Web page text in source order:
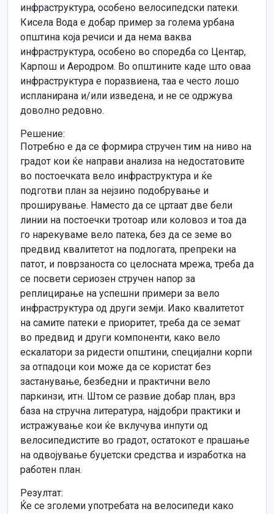
инфраструктура, особено велосипедски патеки.
Кисела Вода е добар пример за голема урбана
општина која речиси и да нема ваква
инфраструктура, особено во споредба со Центар,
Карпош и Аеродром. Во општините каде што оваа
инфраструктура е поразвиена, таа е често лошо
испланирана и/или изведена, и не се одржува
доволно редовно.
Решение:
Потребно е да се формира стручен тим на ниво на
градот кои ќе направи анализа на недостатовите
во постоечката вело инфраструктура и ќе
подготви план за нејзино подобрување и
проширување. Наместо да се цртаат две бели
линии на постоечки тротоар или коловоз и тоа да
го нарекуваме вело патека, без да се земе во
предвид квалитетот на подлогата, препреки на
патот, и поврзаноста со целосната мрежа, треба да
се посвети сериозен стручен напор за
реплицирање на успешни примери за вело
инфраструктура од други земји. Иако квалитетот
на самите патеки е приоритет, треба да се земат
во предвид и други компоненти, како вело
ескалатори за ридести општини, специјални корпи
за отпадоци кои може да се користат без
застанување, безбедни и практични вело
паркинзи, итн. Штом се развие добар план, врз
база на стручна литература, најдобри практики и
истражување кои ќе вклучува инпути од
велосипедистите во градот, остатокот е прашање
на одвојување буџетски средства и изработка на
работен план.
Резултат:
Ќе се зголеми употребата на велосипеди како